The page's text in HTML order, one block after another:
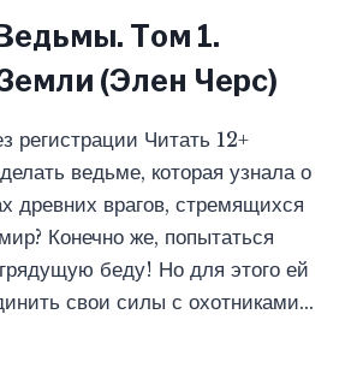
Том 1.
(Элен Черс)
регистрации Читать 12+
ведьме, которая узнала о
древних врагов, стремящихся
Конечно же, попытаться
беду! Но для этого ей
свои силы с охотниками…